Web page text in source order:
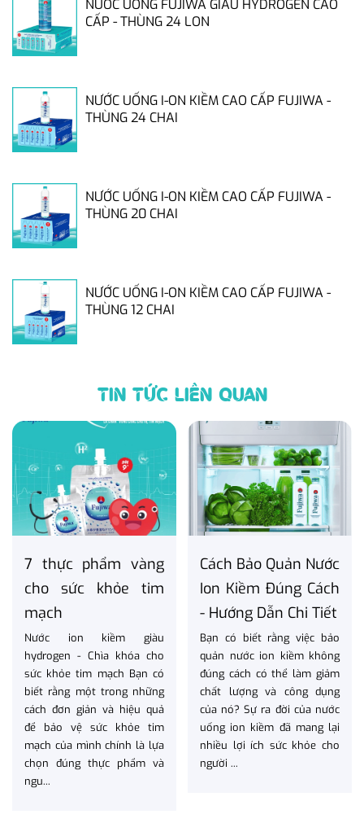
NƯỚC UỐNG FUJIWA GIÀU HYDROGEN CAO
CẤP - THÙNG 24 LON
NƯỚC UỐNG I-ON KIỀM CAO CẤP FUJIWA -
THÙNG 24 CHAI
NƯỚC UỐNG I-ON KIỀM CAO CẤP FUJIWA -
THÙNG 20 CHAI
NƯỚC UỐNG I-ON KIỀM CAO CẤP FUJIWA -
THÙNG 12 CHAI
TIN TỨC LIÊN QUAN
7 thực phẩm vàng
cho sức khỏe tim
mạch
Nước ion kiềm giàu
hydrogen - Chìa khóa cho
sức khỏe tim mạch Bạn có
biết rằng một trong những
cách đơn giản và hiệu quả
để bảo vệ sức khỏe tim
mạch của mình chính là lựa
chọn đúng thực phẩm và
ngu...
Cách Bảo Quản Nước
Ion Kiềm Đúng Cách
- Hướng Dẫn Chi Tiết
Bạn có biết rằng việc bảo
quản nước ion kiềm không
đúng cách có thể làm giảm
chất lượng và công dụng
của nó? Sự ra đời của nước
uống ion kiềm đã mang lại
nhiều lợi ích sức khỏe cho
người ...